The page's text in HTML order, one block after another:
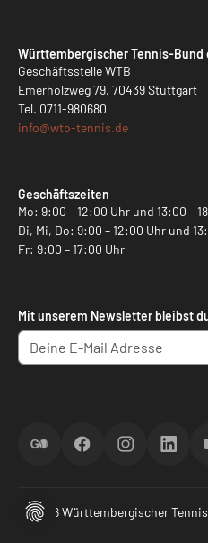
Württembergischer Tennis-Bund
Geschäftsstelle WTB
Emerholzweg 79, 70439 Stuttgart
Tel. 0711-980680
info@wtb-tennis.de
Geschäftszeiten
Mo: 9:00 – 12:00 Uhr und 13:00 –
Di, Mi, Do: 9:00 – 12:00 Uhr und
Fr: 9:00 – 17:00 Uhr
Mit unserem Newsletter bleibst
ScoreGOFacebookInstagram
© 2026 Württembergischer